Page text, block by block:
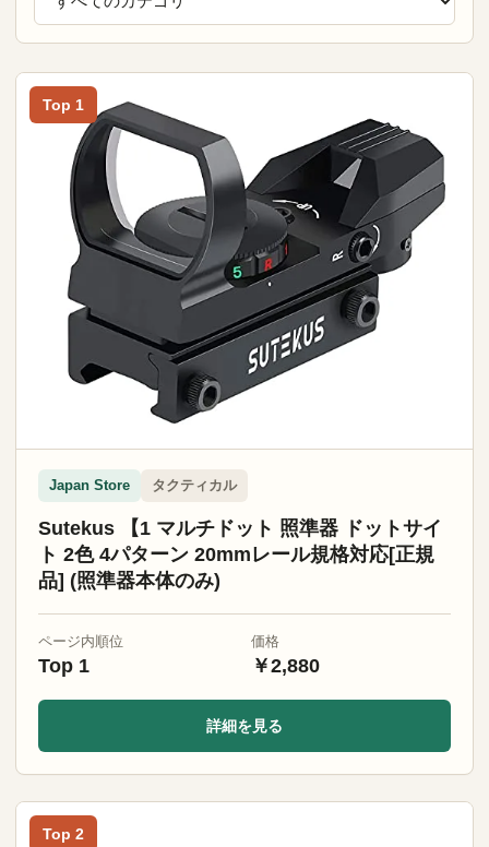
Top 1
Japan Store タクティカル
Sutekus 【1 マルチドット 照準器 ドットサイ
ト 2色 4パターン 20mmレール規格対応[正規
品] (照準器本体のみ)
ページ内順位
Top 1
価格
￥2,880
詳細を見る
Top 2